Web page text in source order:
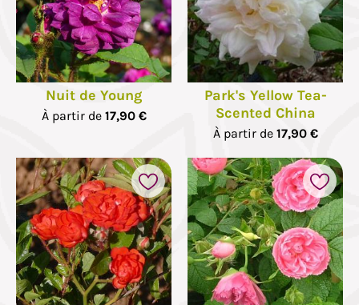
Nuit de Young
À partir de 17,90 €
Park's Yellow Tea-
Scented China
À partir de 17,90 €